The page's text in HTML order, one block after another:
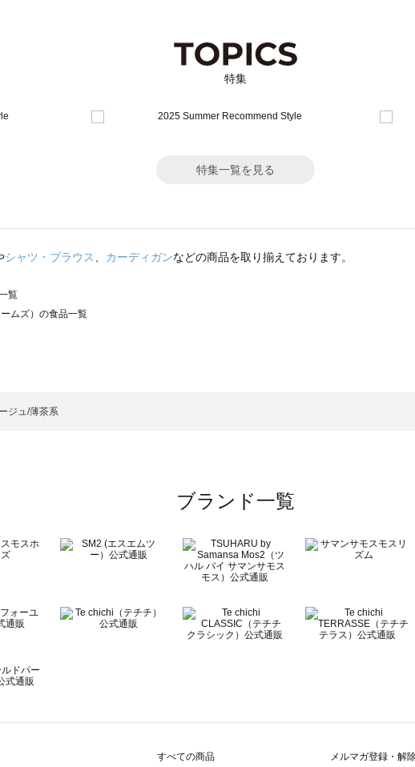
特集
特集一覧を見る
シャツ・ブラウス カーディガンなどの商品を取り揃えております。
覧
ムズ）の食品一覧
ンサモスモス）の食品一覧
ゴム）の食品一覧
覧
ジュ/薄茶系
ブランド一覧
すべての商品 メルマガ登録・解